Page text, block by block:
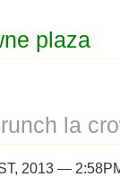
plaza
la
2013 —